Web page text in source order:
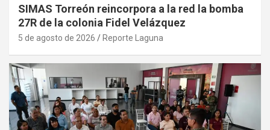
SIMAS Torreón reincorpora a la red la bomba
27R de la colonia Fidel Velázquez
5 de agosto de 2026 Reporte Laguna